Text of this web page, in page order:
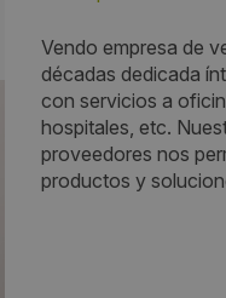
Vendo empresa de
décadas dedicada
con servicios a
hospitales, etc.
proveedores nos
productos y
150000